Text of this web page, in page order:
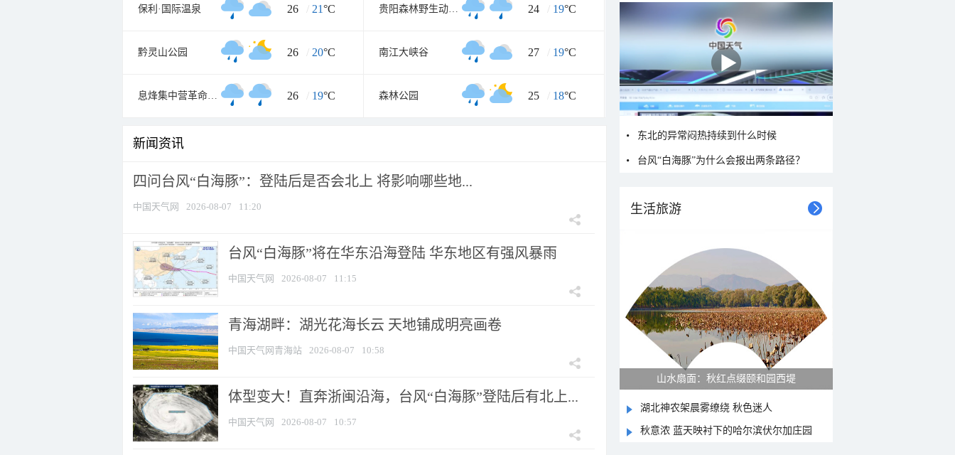
保利·国际温泉 26 / 21°C 贵阳森林野生动物园 24 / 19°C
黔灵山公园 26 / 20°C 南江大峡谷 27 / 19°C
息烽集中营革命历史纪念馆 26 / 19°C 森林公园 25 / 18°C
新闻资讯
四问台风“白海豚”：登陆后是否会北上 将影响哪些地...
中国天气网 2026-08-07 11:20
台风“白海豚”将在华东沿海登陆 华东地区有强风暴雨
中国天气网 2026-08-07 11:15
青海湖畔：湖光花海长云 天地铺成明亮画卷
中国天气网青海站 2026-08-07 10:58
体型变大！直奔浙闽沿海，台风“白海豚”登陆后有北上...
中国天气网 2026-08-07 10:57
东北的异常闷热持续到什么时候
台风“白海豚”为什么会报出两条路径？
生活旅游
紫菊满山坡 黄山坡山村秋色正好
湖北神农架晨雾缭绕 秋色迷人
秋意浓 蓝天映衬下的哈尔滨伏尔加庄园